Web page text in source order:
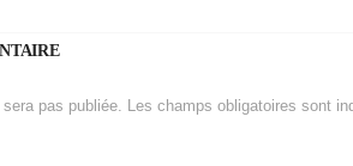
pas publiée. Les champs obligatoires sont